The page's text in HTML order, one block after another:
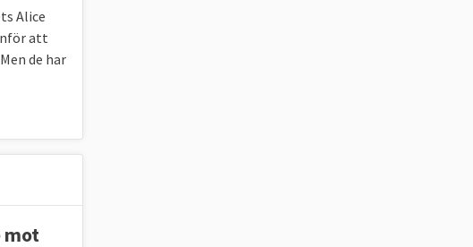
Alice
att
de har
mot